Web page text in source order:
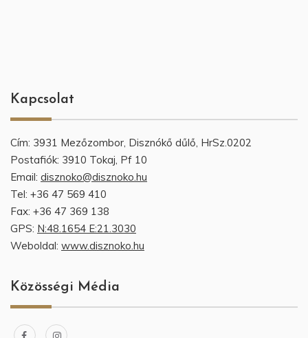
Kapcsolat
Cím: 3931 Mezőzombor, Disznókő dűlő, HrSz.0202
Postafiók: 3910 Tokaj, Pf 10
Email: disznoko@disznoko.hu
Tel: +36 47 569 410
Fax: +36 47 369 138
GPS: N:48.1654 E:21.3030
Weboldal: www.disznoko.hu
Közösségi Média